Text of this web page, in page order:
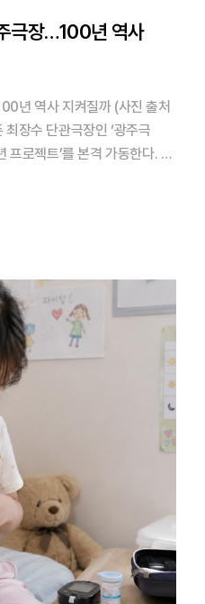
극장…100년 역사
사 지켜질까 (사진 출처
로젝트’를 본격 가동한다. 19
년부터는 예술영화전용관으